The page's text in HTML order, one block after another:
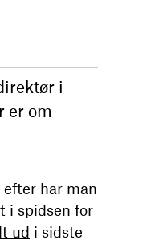
i
er om
har man
i spidsen for
ud i sidste